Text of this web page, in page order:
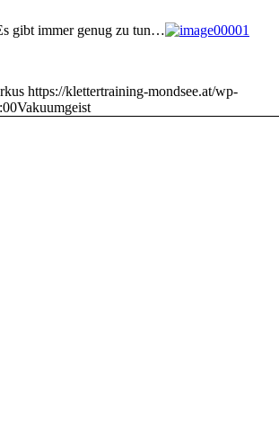
gibt immer genug zu tun…
https://klettertraining-mondsee.at/wp-
Vakuumgeist